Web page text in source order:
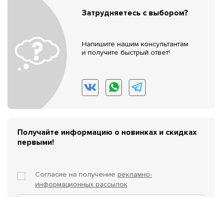
Затрудняетесь с выбором?
Напишите нашим консультантам
и получите быстрый ответ!
Получайте информацию о новинках и скидках
первыми!
Согласие на получение рекламно-
информационных рассылок